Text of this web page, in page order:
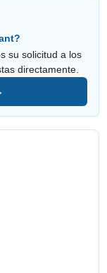
su solicitud a los
directamente.